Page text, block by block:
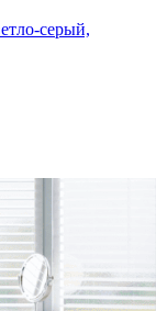
серый,